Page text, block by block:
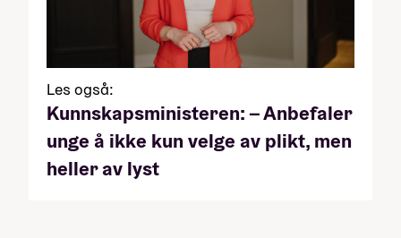
Les også:
Kunnskapsministeren: – Anbefaler
unge å ikke kun velge av plikt, men
heller av lyst